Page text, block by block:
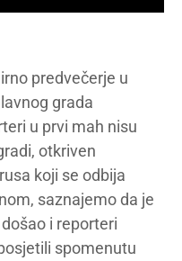
predvečerje u
grada
u prvi mah nisu
otkriven
koji se odbija
saznajemo da je
i reporteri
spomenutu